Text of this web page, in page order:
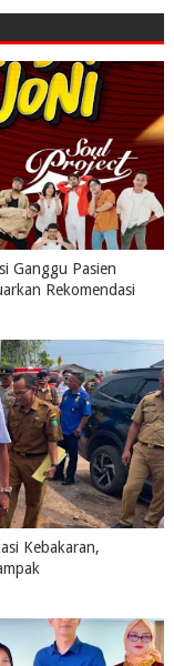
Ganggu Pasien
Rekomendasi
Kebakaran,